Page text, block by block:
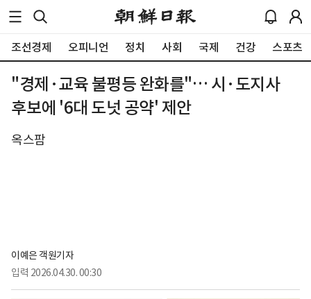
조선경제 오피니언 정치 사회 국제 건강 스포츠
"경제·교육 불평등 완화를"… 시·도지사
후보에 '6대 도넛 공약' 제안
옥스팜
이예은 객원기자
입력 2026.04.30. 00:30